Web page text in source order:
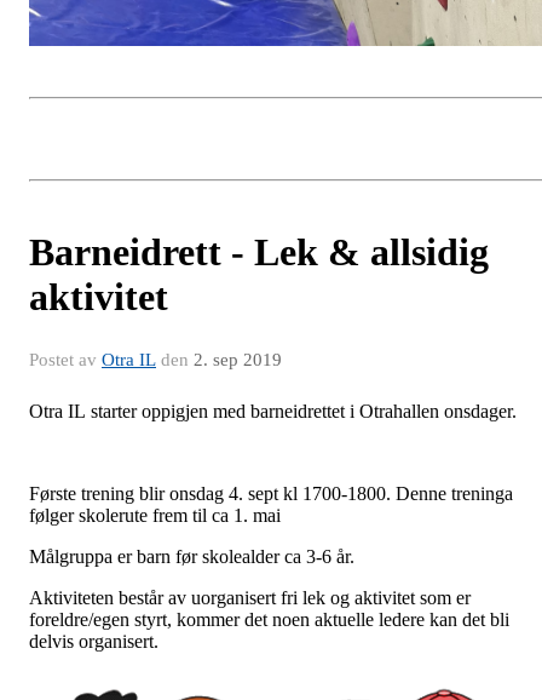
Barneidrett - Lek & allsidig
aktivitet
Postet av Otra IL den 2. sep 2019
Otra IL starter oppigjen med barneidrettet i Otrahallen onsdager.
Første trening blir onsdag 4. sept kl 1700-1800. Denne treninga
følger skolerute frem til ca 1. mai
Målgruppa er barn før skolealder ca 3-6 år.
Aktiviteten består av uorganisert fri lek og aktivitet som er
foreldre/egen styrt, kommer det noen aktuelle ledere kan det bli
delvis organisert.